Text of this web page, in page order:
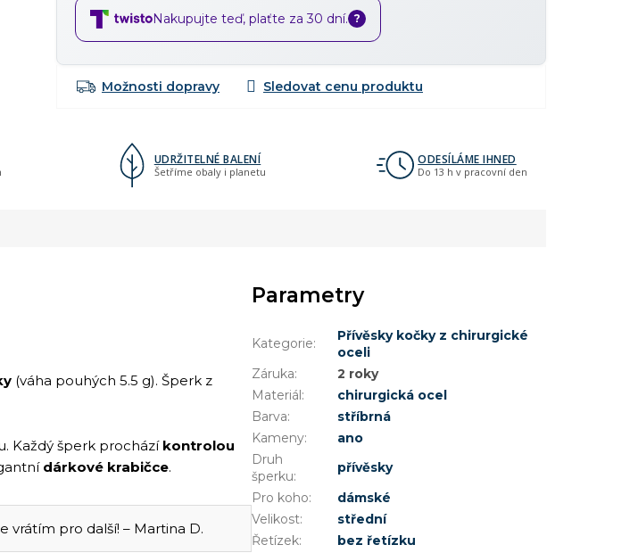
Nakupujte teď, plaťte za 30 dní. ?
Možnosti dopravy
UDRŽITELNÉ BALENÍ
Šetříme obaly i planetu
ODESÍLÁME IHNED
Do 13 h v pracovní den
(váha pouhých 5.5 g). Šperk z
Každý šperk prochází kontrolou
dárkové krabičce.
vrátím pro další! – Martina D.
Parametry
Kategorie:
Přívěsky kočky z chirurgické
oceli
Záruka:
2 roky
Materiál:
chirurgická ocel
Barva:
stříbrná
Kameny:
ano
Druh
šperku:
přívěsky
Pro koho:
dámské
Velikost:
střední
Řetízek:
bez řetízku